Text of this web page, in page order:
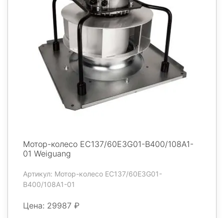
Мотор-колесо EC137/60E3G01-B400/108A1-
01 Weiguang
Артикул: Мотор-колесо EC137/60E3G01-
B400/108A1-01
Цена: 29987 ₽